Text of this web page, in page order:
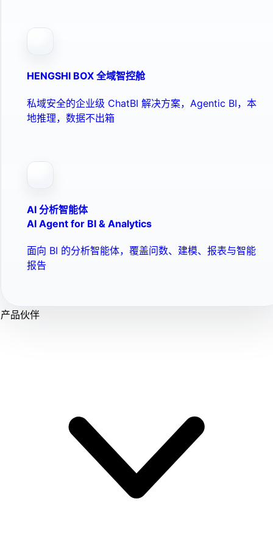
HENGSHI BOX 全域智控舱
私域安全的企业级 ChatBI 解决方案，Agentic BI，本
地推理，数据不出箱
AI 分析智能体
AI Agent for BI & Analytics
面向 BI 的分析智能体，覆盖问数、建模、报表与智能
报告
产品伙伴